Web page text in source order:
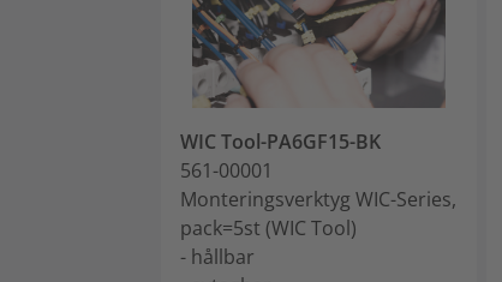
WIC Tool-PA6GF15-BK
561-00001
Monteringsverktyg WIC-Series,
pack=5st (WIC Tool)
- hållbar